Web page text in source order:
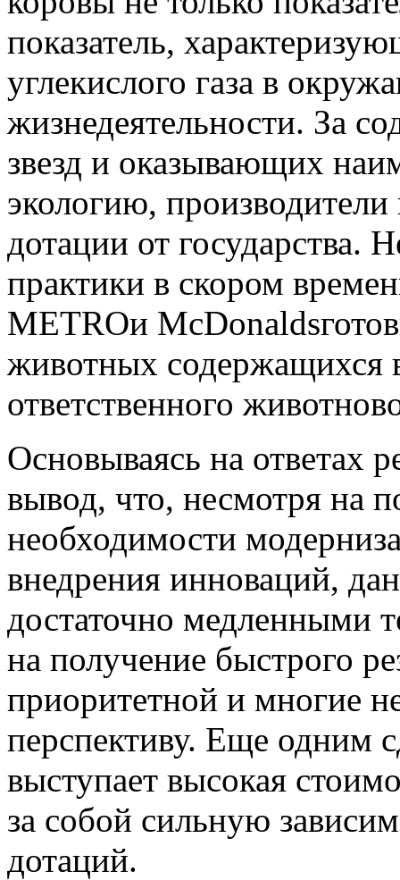
показатель,
углекислого газа в
жизнедеятельности. За
звезд и оказывающих
экологию,
дотации от государства.
практики в скором
METROи
животных содержащихся
ответственного
Основываясь на ответах
вывод, что, несмотря на
необходимости
внедрения инноваций,
достаточно медленными
на получение быстрого
приоритетной и многие
перспективу. Еще одним
выступает высокая
за собой сильную
дотаций.